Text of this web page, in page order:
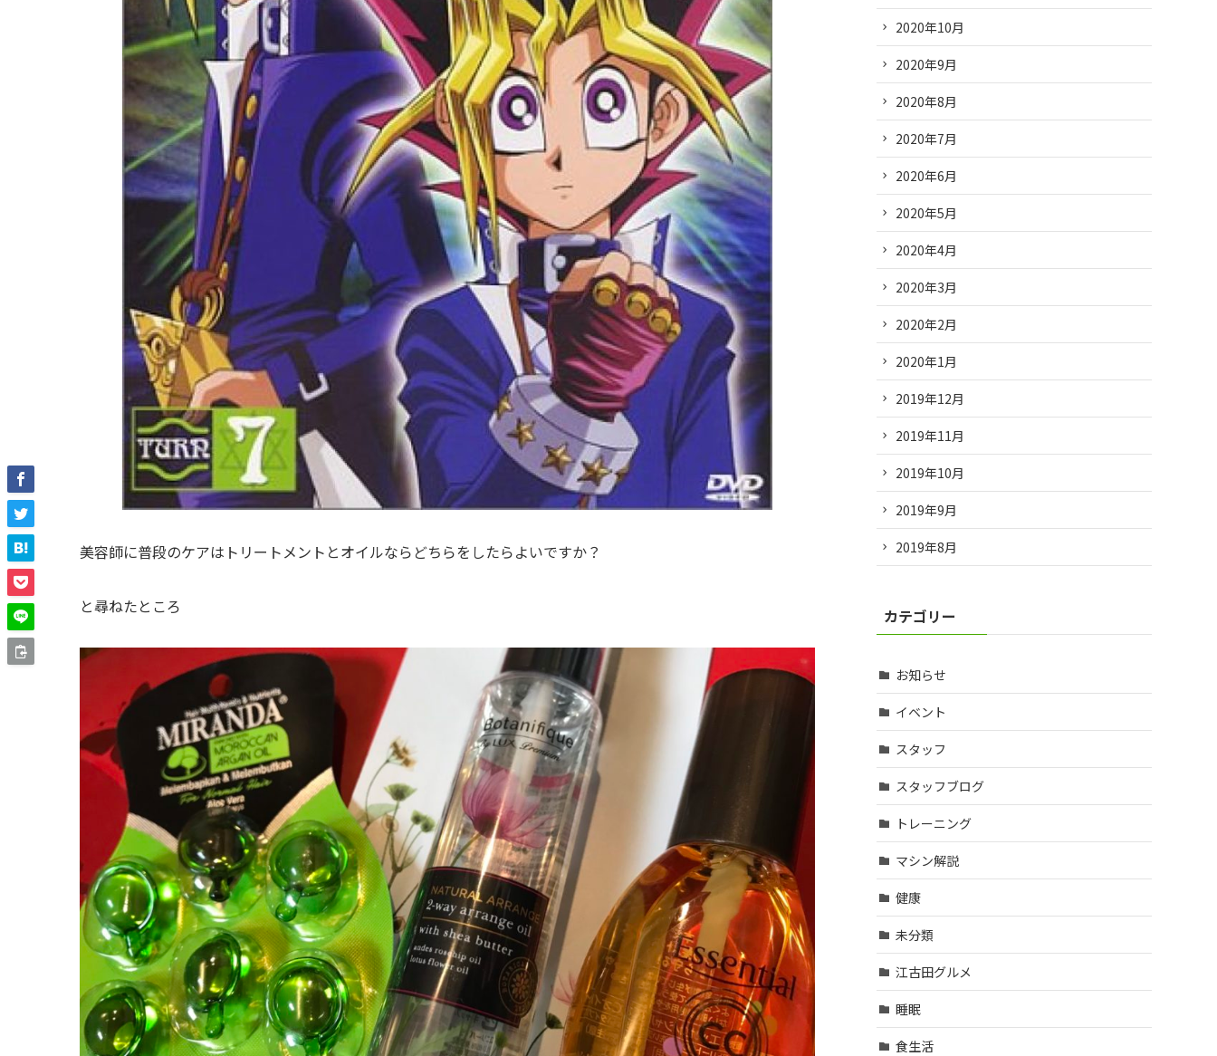
美容師に普段のケアはトリートメントとオイルならどちらをしたらよいですか？
と尋ねたところ
2020年10月
2020年9月
2020年8月
2020年7月
2020年6月
2020年5月
2020年4月
2020年3月
2020年2月
2020年1月
2019年12月
2019年11月
2019年10月
2019年9月
2019年8月
カテゴリー
お知らせ
イベント
スタッフ
スタッフブログ
トレーニング
マシン解説
健康
未分類
江古田グルメ
睡眠
食生活